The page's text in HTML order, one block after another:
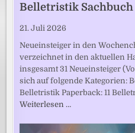
Belletristik Sachbuch
21. Juli 2026
Neueinsteiger in den
verzeichnet in den aktuellen
insgesamt 31 Neueinsteiger
sich auf folgende Kategorien:
Belletristik Paperback: 11
Weiterlesen …